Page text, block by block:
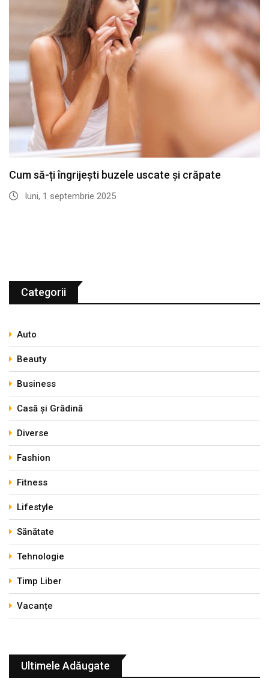
Cum să-ți îngrijești buzele uscate și crăpate
luni, 1 septembrie 2025
Categorii
Auto
Beauty
Business
Casă și Grădină
Diverse
Fashion
Fitness
Lifestyle
Sănătate
Tehnologie
Timp Liber
Vacanțe
Ultimele Adăugate